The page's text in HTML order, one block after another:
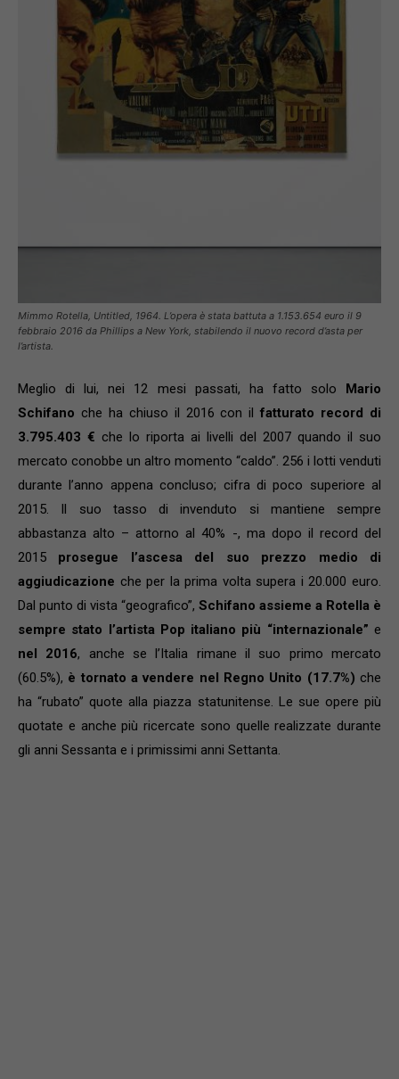
Mimmo Rotella, Untitled, 1964. L’opera è stata battuta a 1.153.654 euro il 9
febbraio 2016 da Phillips a New York, stabilendo il nuovo record d’asta per
l’artista.
Meglio di lui, nei 12 mesi passati, ha fatto solo Mario
Schifano che ha chiuso il 2016 con ilfatturato record di
3.795.403 € che lo riporta ai livelli del 2007 quando il suo
mercato conobbe un altro momento “caldo”. 256 i lotti venduti
durante l’anno appena concluso; cifra di poco superiore al
2015. Il suo tasso di invenduto si mantiene sempre
abbastanza alto – attorno al 40% -, ma dopo il record del
2015 prosegue l’ascesa del suo prezzo medio di
aggiudicazione che per la prima volta supera i 20.000 euro.
Dal punto di vista “geografico”, Schifano assieme a Rotella è
sempre stato l’artista Pop italiano più “internazionale” e
nel 2016, anche se l’Italia rimane il suo primo mercato
(60.5%), è tornato a vendere nel Regno Unito (17.7%) che
ha “rubato” quote alla piazza statunitense. Le sue opere più
quotate e anche più ricercate sono quelle realizzate durante
gli anni Sessanta e i primissimi anni Settanta.